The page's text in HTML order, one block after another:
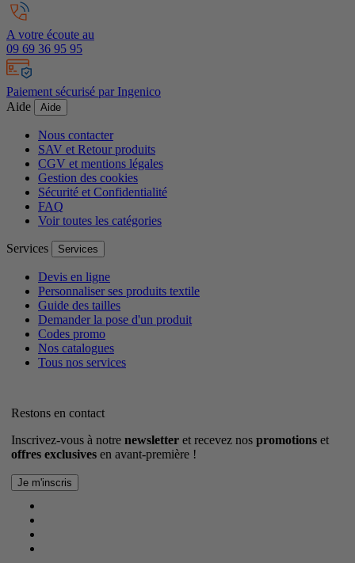
A votre écoute au
09 69 36 95 95
Paiement sécurisé par Ingenico
Aide
Aide
Nous contacter
SAV et Retour produits
CGV et mentions légales
Gestion des cookies
Sécurité et Confidentialité
FAQ
Voir toutes les catégories
Services Services
Devis en ligne
Personnaliser ses produits textile
Guide des tailles
Demander la pose d'un produit
Codes promo
Nos catalogues
Tous nos services
Restons en contact
Inscrivez-vous à notre newsletter et recevez nos promotions et
offres exclusives en avant-première !